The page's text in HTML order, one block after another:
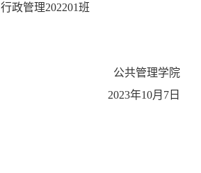
行政管理202201班
公共管理学院
2023年10月7日